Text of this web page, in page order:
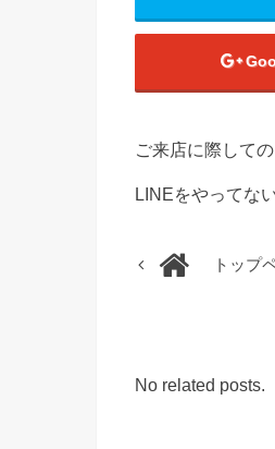
ご来店に際して
LINEをやってな
トップ
No related posts.